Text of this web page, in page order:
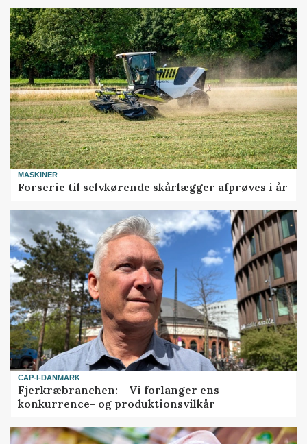
MASKINER
Forserie til selvkørende skårlægger afprøves i år
CAP-I-DANMARK
Fjerkræbranchen: - Vi forlanger ens
konkurrence- og produktionsvilkår